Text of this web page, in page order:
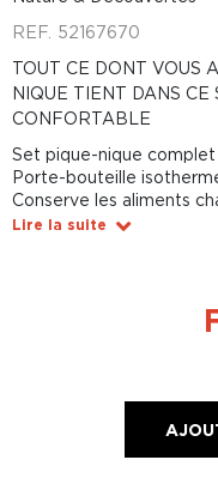
REF. 52167670
TOUT CE DONT VOUS
NIQUE TIENT DANS
CONFORTABLE
Set pique-nique
Porte-bouteille
Conserve les aliments
Lire la suite